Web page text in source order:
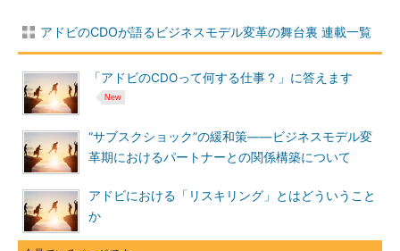
アドビのCDOが語るビジネスモデル変革の舞台裏 連載一覧
「アドビのCDOって何する仕事？」に答えます
“サブスクショック”の緩和策――ビジネスモデル変
革期におけるパートナーとの関係構築について
アドビにおける「リスキリング」とはどういうこと
か